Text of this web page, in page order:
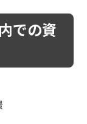
での資